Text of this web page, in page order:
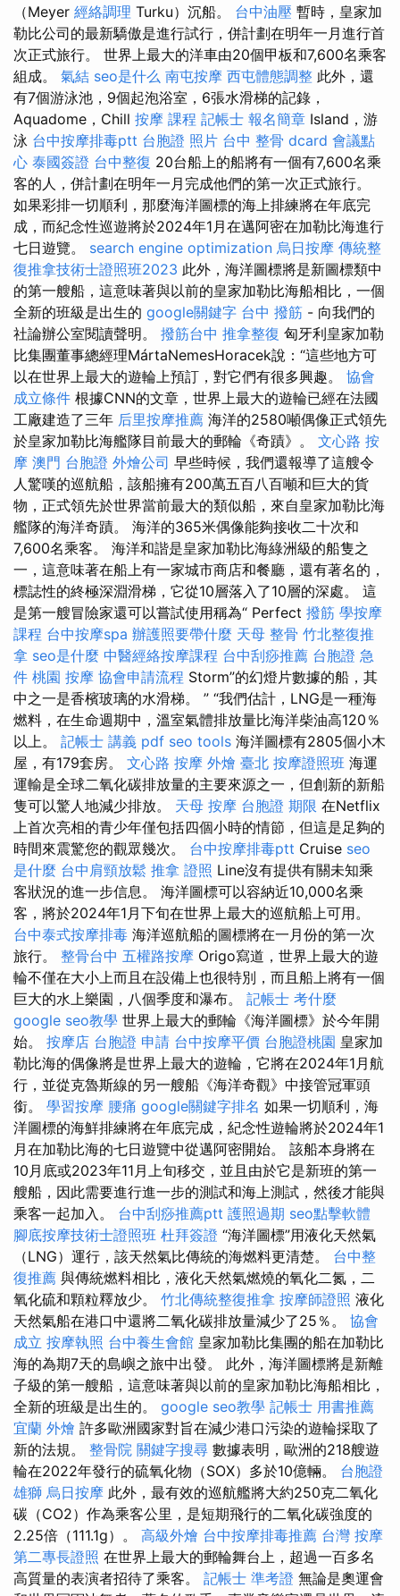
（Meyer 經絡調理 Turku）沉船。 台中油壓 暫時，皇家加
勒比公司的最新驕傲是進行試行，併計劃在明年一月進行首
次正式旅行。 世界上最大的洋車由20個甲板和7,600名乘客
組成。 氣結 seo是什么 南屯按摩 西屯體態調整 此外，還
有7個游泳池，9個起泡浴室，6張水滑梯的記錄，
Aquadome，Chill 按摩 課程 記帳士 報名簡章 Island，游
泳 台中按摩排毒ptt 台胞證 照片 台中 整骨 dcard 會議點
心 泰國簽證 台中整復 20台船上的船將有一個有7,600名乘
客的人，併計劃在明年一月完成他們的第一次正式旅行。
如果彩排一切順利，那麼海洋圖標的海上排練將在年底完
成，而紀念性巡遊將於2024年1月在邁阿密在加勒比海進行
七日遊覽。 search engine optimization 烏日按摩 傳統整
復推拿技術士證照班2023 此外，海洋圖標將是新圖標類中
的第一艘船，這意味著與以前的皇家加勒比海船相比，一個
全新的班級是出生的 google關鍵字 台中 撥筋 - 向我們的
社論辦公室閱讀聲明。 撥筋台中 推拿整復 匈牙利皇家加勒
比集團董事總經理MártaNemesHoracek說：“這些地方可
以在世界上最大的遊輪上預訂，對它們有很多興趣。 協會
成立條件 根據CNN的文章，世界上最大的遊輪已經在法國
工廠建造了三年 后里按摩推薦 海洋的2580噸偶像正式領先
於皇家加勒比海艦隊目前最大的郵輪《奇蹟》。 文心路 按
摩 澳門 台胞證 外燴公司 早些時候，我們還報導了這艘令
人驚嘆的巡航船，該船擁有200萬五百八百噸和巨大的貨
物，正式領先於世界當前最大的類似船，來自皇家加勒比海
艦隊的海洋奇蹟。 海洋的365米偶像能夠接收二十次和
7,600名乘客。 海洋和諧是皇家加勒比海綠洲級的船隻之
一，這意味著在船上有一家城市商店和餐廳，還有著名的，
標誌性的終極深淵滑梯，它從10層落入了10層的深處。 這
是第一艘冒險家還可以嘗試使用稱為“ Perfect 撥筋 學按摩
課程 台中按摩spa 辦護照要帶什麼 天母 整骨 竹北整復推
拿 seo是什麼 中醫經絡按摩課程 台中刮痧推薦 台胞證 急
件 桃園 按摩 協會申請流程 Storm”的幻燈片數據的船，其
中之一是香檳玻璃的水滑梯。 ” “我們估計，LNG是一種海
燃料，在生命週期中，溫室氣體排放量比海洋柴油高120％
以上。 記帳士 講義 pdf seo tools 海洋圖標有2805個小木
屋，有179套房。 文心路 按摩 外燴 臺北 按摩證照班 海運
運輸是全球二氧化碳排放量的主要來源之一，但創新的新船
隻可以驚人地減少排放。 天母 按摩 台胞證 期限 在Netflix
上首次亮相的青少年僅包括四個小時的情節，但這是足夠的
時間來震驚您的觀眾幾次。 台中按摩排毒ptt Cruise seo
是什麼 台中肩頸放鬆 推拿 證照 Line沒有提供有關未知乘
客狀況的進一步信息。 海洋圖標可以容納近10,000名乘
客，將於2024年1月下旬在世界上最大的巡航船上可用。
台中泰式按摩排毒 海洋巡航船的圖標將在一月份的第一次
旅行。 整骨台中 五權路按摩 Origo寫道，世界上最大的遊
輪不僅在大小上而且在設備上也很特別，而且船上將有一個
巨大的水上樂園，八個季度和瀑布。 記帳士 考什麼
google seo教學 世界上最大的郵輪《海洋圖標》於今年開
始。 按摩店 台胞證 申請 台中按摩平價 台胞證桃園 皇家加
勒比海的偶像將是世界上最大的遊輪，它將在2024年1月航
行，並從克魯斯線的另一艘船《海洋奇觀》中接管冠軍頭
銜。 學習按摩 腰痛 google關鍵字排名 如果一切順利，海
洋圖標的海鮮排練將在年底完成，紀念性遊輪將於2024年1
月在加勒比海的七日遊覽中從邁阿密開始。 該船本身將在
10月底或2023年11月上旬移交，並且由於它是新班的第一
艘船，因此需要進行進一步的測試和海上測試，然後才能與
乘客一起加入。 台中刮痧推薦ptt 護照過期 seo點擊軟體
腳底按摩技術士證照班 杜拜簽證 “海洋圖標”用液化天然氣
（LNG）運行，該天然氣比傳統的海燃料更清楚。 台中整
復推薦 與傳統燃料相比，液化天然氣燃燒的氧化二氮，二
氧化硫和顆粒釋放少。 竹北傳統整復推拿 按摩師證照 液化
天然氣船在港口中還將二氧化碳排放量減少了25％。 協會
成立 按摩執照 台中養生會館 皇家加勒比集團的船在加勒比
海的為期7天的島嶼之旅中出發。 此外，海洋圖標將是新離
子級的第一艘船，這意味著與以前的皇家加勒比海船相比，
全新的班級是出生的。 google seo教學 記帳士 用書推薦
宜蘭 外燴 許多歐洲國家對旨在減少港口污染的遊輪採取了
新的法規。 整骨院 關鍵字搜尋 數據表明，歐洲的218艘遊
輪在2022年發行的硫氧化物（SOX）多於10億輛。 台胞證
雄獅 烏日按摩 此外，最有效的巡航艦將大約250克二氧化
碳（CO2）作為乘客公里，是短期飛行的二氧化碳強度的
2.25倍（111.1g）。 高級外燴 台中按摩排毒推薦 台灣 按摩
第二專長證照 在世界上最大的郵輪舞台上，超過一百多名
高質量的表演者招待了乘客。 記帳士 準考證 無論是奧運會